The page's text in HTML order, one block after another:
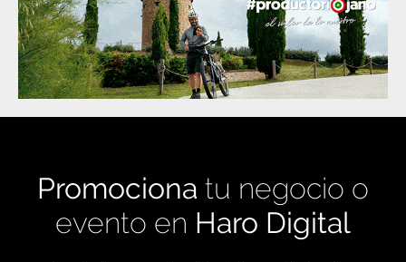
Promociona tu negocio o
evento en Haro Digital